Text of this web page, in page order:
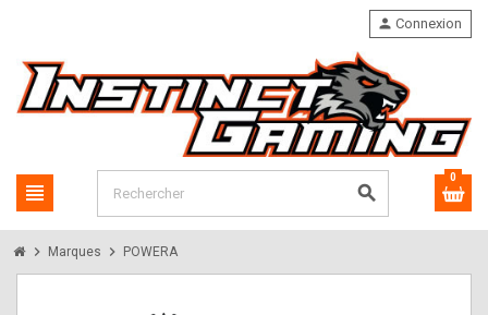
view_headline search
person Connexion
0
chevron_right Marques chevron_right POWERA